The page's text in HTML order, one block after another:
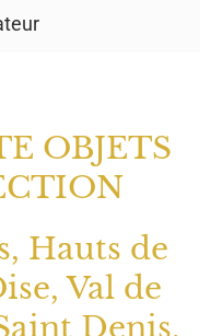
OBJETS
Hauts de
Val de
Denis,